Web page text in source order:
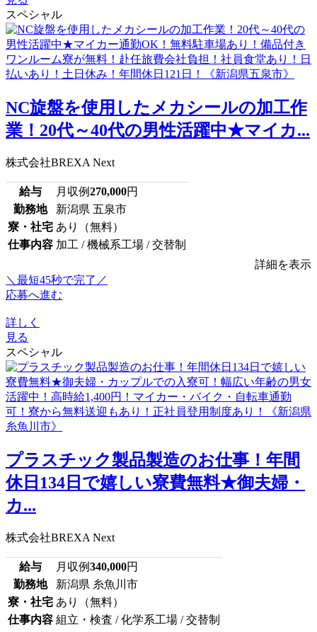
スペシャル
NC旋盤を使用したメカシールの加工作
業！20代～40代の男性活躍中★マイカ...
株式会社BREXA Next
給与 月収例270,000円
勤務地
新潟県 五泉市
寮・社宅 あり（無料）
仕事内容 加工 / 機械系工場 / 交替制
詳細を表示
＼最短45秒で完了／
応募へ進む
詳しく
見る
スペシャル
プラスチック製品製造のお仕事！年間
休日134日で嬉しい寮費無料★御夫婦・
カ...
株式会社BREXA Next
給与 月収例340,000円
勤務地
新潟県 糸魚川市
寮・社宅 あり（無料）
仕事内容 組立・検査 / 化学系工場 / 交替制